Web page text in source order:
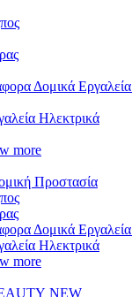
Δομικά
Ηλεκτρικά
more
Προστασία
Δομικά
Ηλεκτρικά
more
NEW